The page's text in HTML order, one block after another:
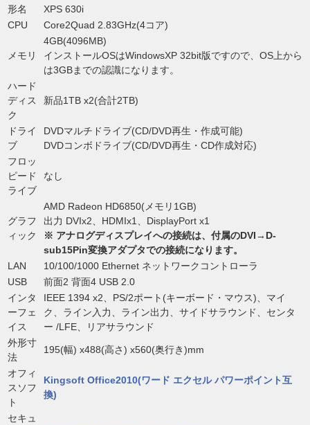
形名
XPS 630i
CPU
Core2Quad 2.83GHz(4コア)
メモリ
4GB(4096MB)
インストールOSはWindowsXP 32bit版ですので、OS上から
は3GBまでの認識になります。
ハード
ディス
ク
新品1TB x2(合計2TB)
ドライ
ブ
DVDマルチドライブ(CD/DVD再生・作成可能)
DVDコンボドライブ(CD/DVD再生・CD作成対応)
フロッ
ピード
ライブ
なし
グラフ
ィック
AMD Radeon HD6850(メモリ1GB)
出力 DVIx2、HDMIx1、DisplayPort x1
※ アナログディスプレイへの接続は、付属のDVI→D-
sub15Pin変換アダプタでの接続になります。
LAN
10/100/1000 Ethernet ネットワークコントローラ
USB
前面2 背面4 USB 2.0
インタ
ーフェ
イス
IEEE 1394 x2、PS/2ポート(キーボード・マウス)、マイ
ク、ライン入力、ライン出力、サイドサラウンド、センタ
ー /LFE、リアサラウンド
外形寸
法
195(幅) x488(高さ) x560(奥行き)mm
オフィ
スソフ
ト
Kingsoft Office2010(ワード エクセル パワーポイント互
換)
セキュ